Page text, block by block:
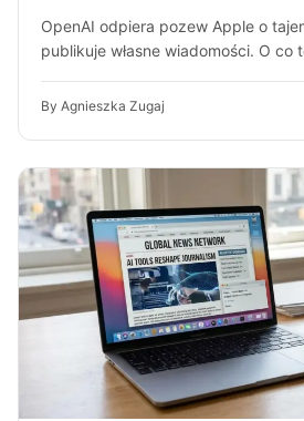
OpenAI odpiera pozew Apple o
publikuje własne wiadomości. O co
By Agnieszka Zugaj